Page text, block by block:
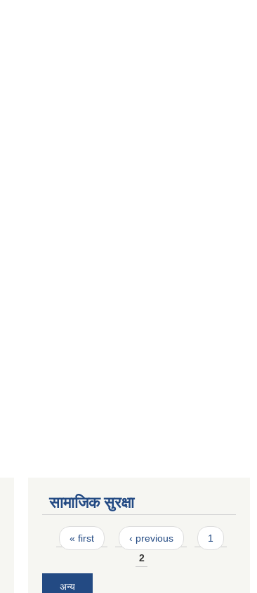
सामाजिक सुरक्षा
Pages
« first ‹ previous
1
2
अन्य